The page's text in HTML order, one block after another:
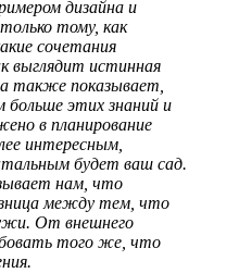
дизайна и
тому, как
сочетания
выглядит истинная
также показывает,
больше этих знаний и
в планирование
интересным,
будет ваш сад.
нам, что
между тем, что
От внешнего
того же, что